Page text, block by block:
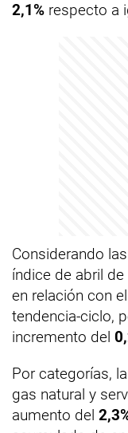
2,1% respecto a
Considerando
índice de abril
en relación con
tendencia-ciclo,
incremento del
Por categorías,
gas natural y
aumento del